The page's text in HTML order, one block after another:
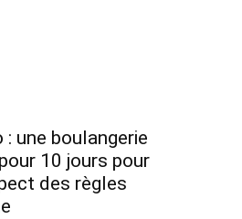
: une boulangerie
10 jours pour
des règles